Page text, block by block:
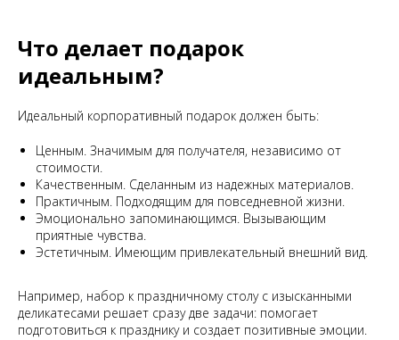
Что делает подарок
идеальным?
Идеальный корпоративный подарок должен быть:
Ценным. Значимым для получателя, независимо от
стоимости.
Качественным. Сделанным из надежных материалов.
Практичным. Подходящим для повседневной жизни.
Эмоционально запоминающимся. Вызывающим
приятные чувства.
Эстетичным. Имеющим привлекательный внешний вид.
Например, набор к праздничному столу с изысканными
деликатесами решает сразу две задачи: помогает
подготовиться к празднику и создает позитивные эмоции.